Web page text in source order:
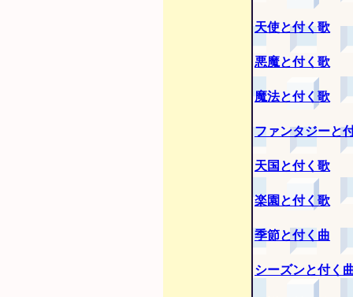
天使と付く歌
悪魔と付く歌
魔法と付く歌
ファンタジーと
天国と付く歌
楽園と付く歌
季節と付く曲
シーズンと付く